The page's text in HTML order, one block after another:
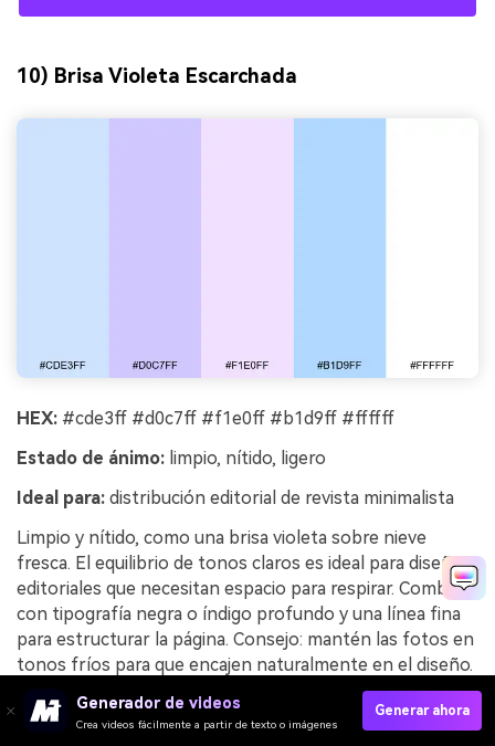
10) Brisa Violeta Escarchada
HEX: #cde3ff #d0c7ff #f1e0ff #b1d9ff #ffffff
Estado de ánimo: limpio, nítido, ligero
Ideal para: distribución editorial de revista minimalista
Limpio y nítido, como una brisa violeta sobre nieve
fresca. El equilibrio de tonos claros es ideal para diseños
editoriales que necesitan espacio para respirar. Combina
con tipografía negra o índigo profundo y una línea fina
para estructurar la página. Consejo: mantén las fotos en
tonos fríos para que encajen naturalmente en el diseño.
Ejemplo de imagen de brisa violeta escarchada
generado usando media.io
Generador de videos
Crea videos fácilmente a partir de texto o imágenes
Generar ahora